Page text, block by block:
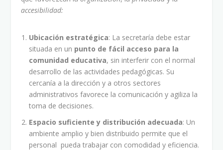
accesibilidad:
Ubicación estratégica: La secretaría debe estar
situada en un punto de fácil acceso para la
comunidad educativa, sin interferir con el normal
desarrollo de las actividades pedagógicas. Su
cercanía a la dirección y a otros sectores
administrativos favorece la comunicación y agiliza la
toma de decisiones.
Espacio suficiente y distribución adecuada: Un
ambiente amplio y bien distribuido permite que el
personal pueda trabajar con comodidad y eficiencia.